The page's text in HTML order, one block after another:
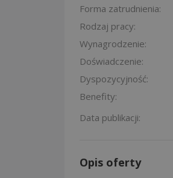
Forma zatrudnienia:
Rodzaj pracy:
Wynagrodzenie:
Doświadczenie:
Dyspozycyjność:
Benefity:
Data publikacji:
Opis oferty